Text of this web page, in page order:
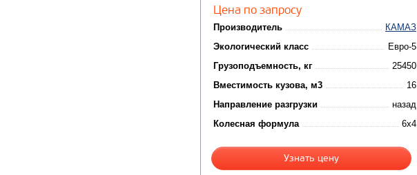
Цена по запросу
Производитель
КАМАЗ
Экологический класс
Евро-5
Грузоподъемность, кг
25450
Вместимость кузова, м3
16
Направление разгрузки
назад
Колесная формула
6x4
Узнать цену